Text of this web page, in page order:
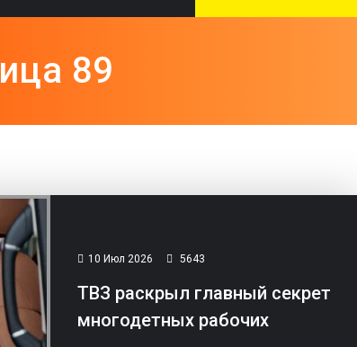
89
10 Июл 2026 5643
ТВЗ раскрыл главный секрет
многодетных рабочих